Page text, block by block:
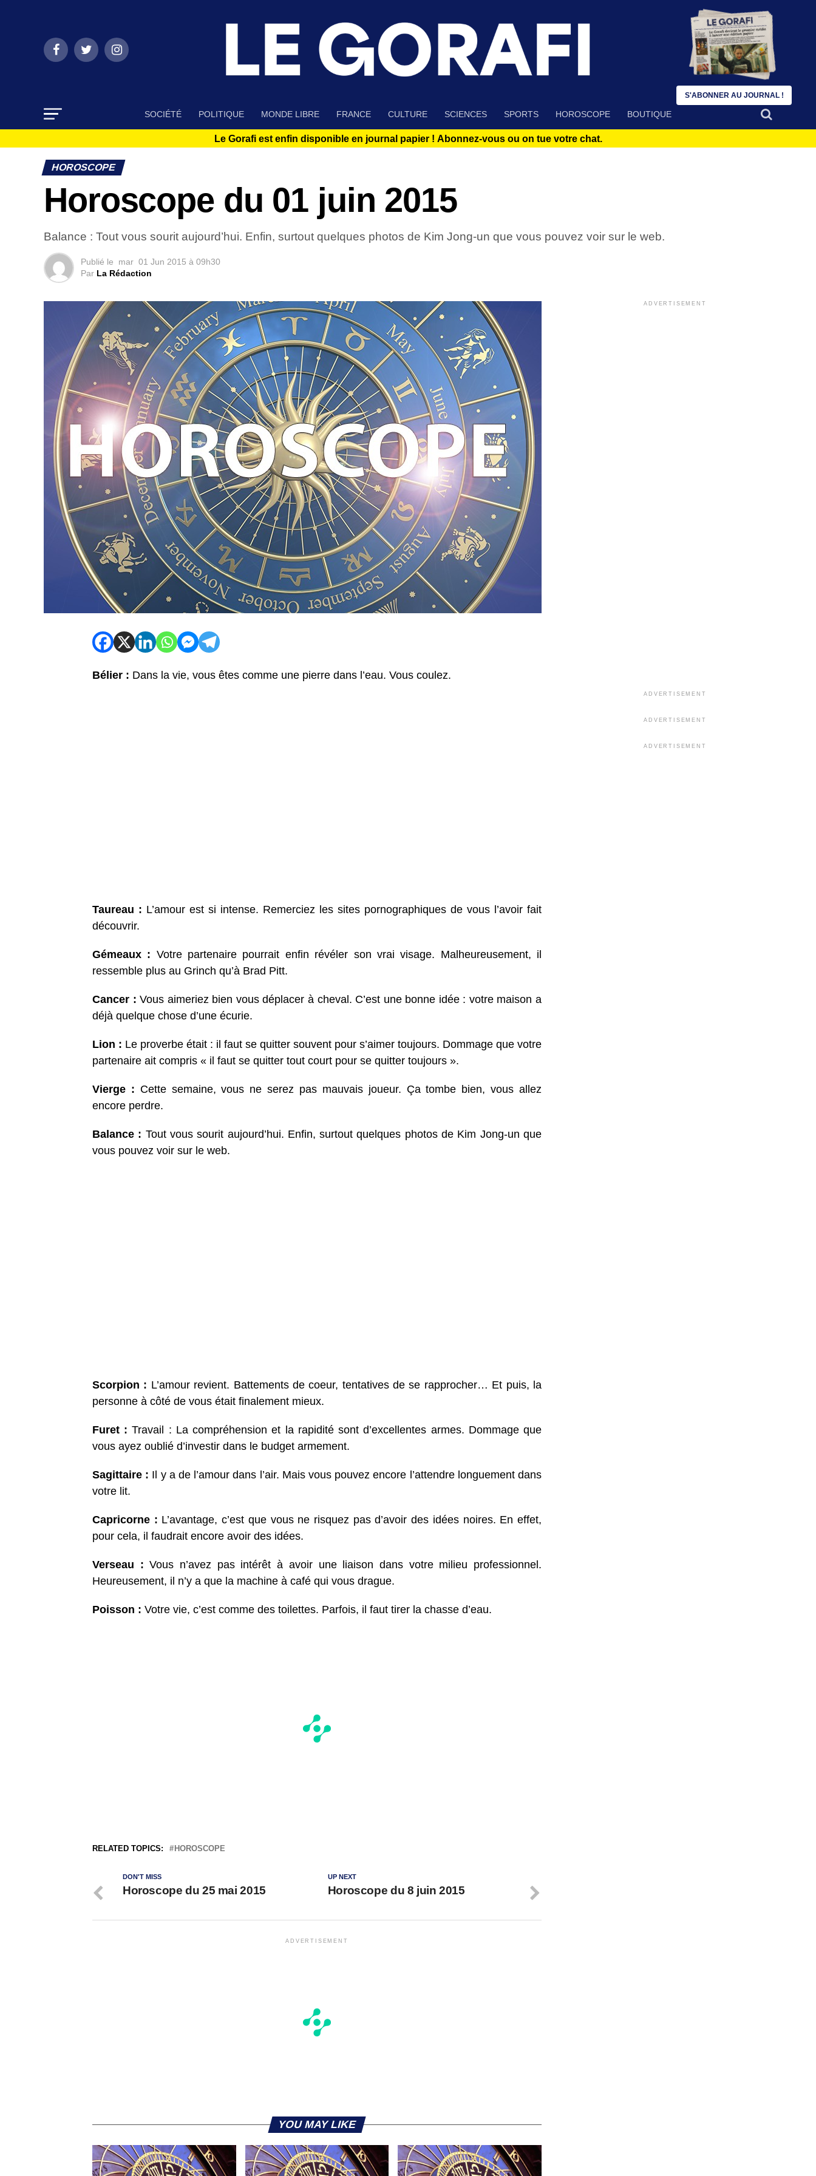
SOCIÉTÉ POLITIQUE MONDE LIBRE FRANCE CULTURE SCIENCES SPORTS HOROSCOPE BOUTIQUE
Le Gorafi est enfin disponible en journal papier ! Abonnez-vous ou on tue votre chat.
HOROSCOPE
Horoscope du 01 juin 2015
Balance : Tout vous sourit aujourd’hui. Enfin, surtout quelques photos de Kim Jong-un que vous pouvez voir sur le web.
Publié le mar 01 Jun 2015 à 09h30
Par La Rédaction
Bélier : Dans la vie, vous êtes comme une pierre dans l’eau. Vous coulez.
Taureau : L’amour est si intense. Remerciez les sites pornographiques de vous l’avoir fait
découvrir.
Gémeaux : Votre partenaire pourrait enfin révéler son vrai visage. Malheureusement, il
ressemble plus au Grinch qu’à Brad Pitt.
Cancer :Vous aimeriez bien vous déplacer à cheval. C’est une bonne idée : votre maison a
déjà quelque chose d’une écurie.
Lion : Le proverbe était : il faut se quitter souvent pour s’aimer toujours. Dommage que votre
partenaire ait compris « il faut se quitter tout court pour se quitter toujours ».
Vierge : Cette semaine, vous ne serez pas mauvais joueur. Ça tombe bien, vous allez
encore perdre.
Balance : Tout vous sourit aujourd’hui. Enfin, surtout quelques photos de Kim Jong-un que
vous pouvez voir sur le web.
Scorpion : L’amour revient. Battements de coeur, tentatives de se rapprocher… Et puis, la
personne à côté de vous était finalement mieux.
Furet :Travail : La compréhension et la rapidité sont d’excellentes armes. Dommage que
vous ayez oublié d’investir dans le budget armement.
Sagittaire : Il y a de l’amour dans l’air. Mais vous pouvez encore l’attendre longuement dans
votre lit.
Capricorne : L’avantage, c’est que vous ne risquez pas d’avoir des idées noires. En effet,
pour cela, il faudrait encore avoir des idées.
Verseau :Vous n’avez pas intérêt à avoir une liaison dans votre milieu professionnel.
Heureusement, il n’y a que la machine à café qui vous drague.
Poisson : Votre vie, c’est comme des toilettes. Parfois, il faut tirer la chasse d’eau.
RELATED TOPICS: HOROSCOPE
UP NEXT
Horoscope du 8 juin 2015
DON'T MISS
Horoscope du 25 mai 2015
ADVERTISEMENT
YOU MAY LIKE
ADVERTISEMENT
ADVERTISEMENT
ADVERTISEMENT
ADVERTISEMENT
S'ABONNER AU JOURNAL !